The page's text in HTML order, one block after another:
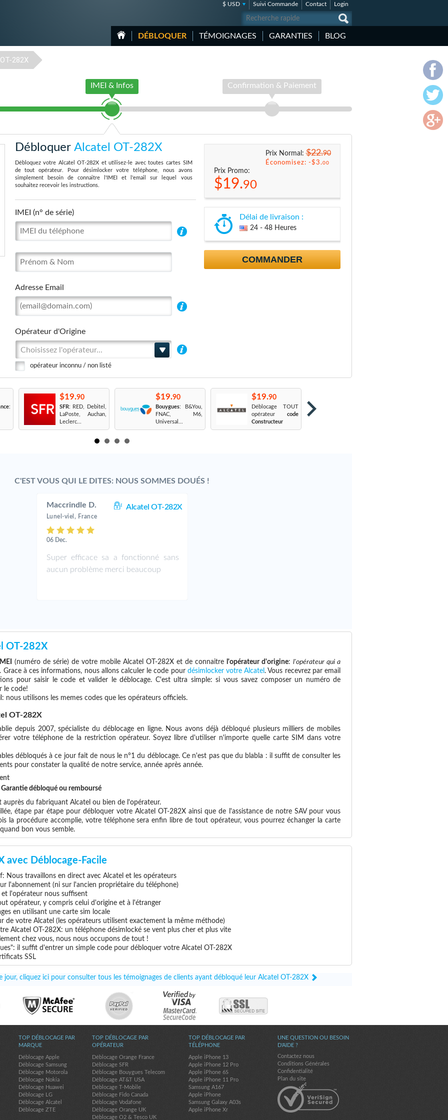
$ USD Suivi Commande Contact Login
DÉBLOQUER TÉMOIGNAGES GARANTIES BLOG
OT-282X
IMEI & Infos Confirmation & Paiement
Débloquer Alcatel OT-282X
Débloquez votre Alcatel OT-282X et utilisez-le avec toutes cartes SIM
de tout opérateur. Pour désimlocker votre téléphone, nous avons
simplement besoin de connaitre l'IMEI et l'email sur lequel vous
souhaitez recevoir les instructions.
IMEI (n° de série)
Adresse Email
Opérateur d'Origine
Choisissez l'opérateur...
opérateur inconnu / non listé
Prix Normal:$22.90
Économisez: -$3.00
Prix Promo:
$19.90
Délai de livraison :
24 - 48 Heures
COMMANDER
:
$19.90
SFR: RED, Debitel,
LaPoste, Auchan,
Leclerc...
$19.90
Bouygues: B&You,
FNAC, M6,
Universal...
$19.90
Déblocage TOUT
opérateur code
Constructeur
C'EST VOUS QUI LE DITES: NOUS SOMMES DOUÉS !
Maccrindle D. Alcatel OT-282X
Lunel-viel, France
06 Dec.
Super efficace sa a fonctionné sans
aucun problème merci beaucoup
OT-282X
(numéro de série) de votre mobile Alcatel OT-282X et de connaitre l'opérateur d'origine: l'opérateur qui a
. Grace à ces informations, nous allons calculer le code pour désimlocker votre Alcatel . Vous recevrez par email
pour saisir le code et valider le déblocage. C'est ultra simple: si vous savez composer un numéro de
le code!
nous utilisons les memes codes que les opérateurs officiels.
OT-282X
depuis 2007, spécialiste du déblocage en ligne. Nous avons déjà débloqué plusieurs milliers de mobiles
votre téléphone de la restriction opérateur. Soyez libre d'utiliser n'importe quelle carte SIM dans votre
débloqués à ce jour fait de nous le n°1 du déblocage. Ce n'est pas que du blabla : il suffit de consulter les
pour constater la qualité de notre service, année après année.
débloqué ou remboursé
du fabriquant Alcatel ou bien de l'opérateur.
étape par étape pour débloquer votre Alcatel OT-282X ainsi que de l'assistance de notre SAV pour vous
la procédure accomplie, votre téléphone sera enfin libre de tout opérateur, vous pourrez échanger la carte
bon vous semble.
avec Déblocage-Facile
Nous travaillons en direct avec Alcatel et les opérateurs
l'abonnement (ni sur l'ancien propriétaire du téléphone)
et l'opérateur nous suffisent
opérateur, y compris celui d'origine et à l'étranger
en utilisant une carte sim locale
de votre Alcatel (les opérateurs utilisent exactement la même méthode)
Alcatel OT-282X: un téléphone désimlocké se vent plus cher et plus vite
chez vous, nous nous occupons de tout !
il suffit d'entrer un simple code pour débloquer votre Alcatel OT-282X
SSL
jour, cliquez ici pour consulter tous les témoignages de clients ayant débloqué leur Alcatel OT-282X
UNE QUESTION OU BESOIN
D'AIDE ?
Contactez nous
Conditions Générales
Confidentialité
Plan du site
TOP DÉBLOCAGE PAR
MARQUE
Déblocage Apple
Déblocage Samsung
Déblocage Motorola
Déblocage Nokia
Déblocage Huawei
Déblocage LG
Déblocage Alcatel
Déblocage ZTE
TOP DÉBLOCAGE PAR
OPÉRATEUR
Déblocage Orange France
Déblocage SFR
Déblocage Bouygues Telecom
Déblocage AT&T USA
Déblocage T-Mobile
Déblocage Fido Canada
Déblocage Vodafone
Déblocage Orange UK
Déblocage O2 & Tesco UK
TOP DÉBLOCAGE PAR
TÉLÉPHONE
Apple iPhone 13
Apple iPhone 12 Pro
Apple iPhone 6S
Apple iPhone 11 Pro
Samsung A167
Apple iPhone
Samsung Galaxy A03s
Apple iPhone Xr